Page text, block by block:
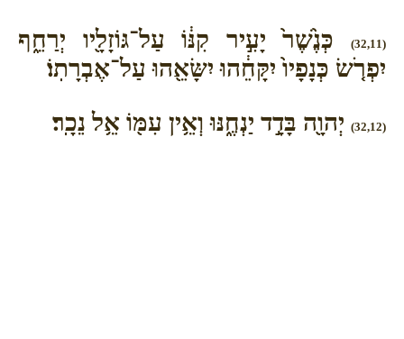
(32,11)
כְּנֶ֙שֶׁר֙ יָעִ֣יר קִנּ֔וֹ עַל־גּוֹזָלָ֖יו יְרַחֵ֑ף
יִפְרֹ֤שׂ כְּנָפָיו֙ יִקָּחֵ֔הוּ יִשָּׂאֵ֖הוּ עַל־אֶבְרָתֽוֹ׃
(32,12) יְהוָ֖ה בָּדָ֣ד יַנְחֶ֑נּוּ וְאֵ֥ין עִמּ֖וֹ אֵ֥ל נֵכָֽר׃